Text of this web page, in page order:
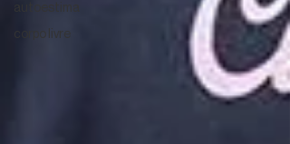
autoestima
corpo livre